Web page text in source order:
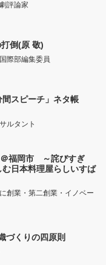
評論家
倒(原 敬)
際部編集委員
スピーチ」ネタ帳
ルタント
福岡市 ～詫びすぎ
日本料理屋らしいすば
創業・第二創業・イノベー
づくりの四原則